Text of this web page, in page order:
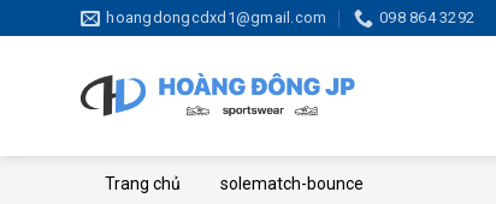
to
hoangdongcdxd1@gmail.com 098 864 3292
Trang chủ solematch-bounce